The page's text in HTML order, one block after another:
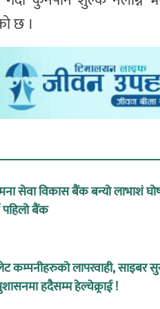
छ ।
सेवा विकास बैंक बन्यो लाभाशं
पहिलो बैंक
कम्पनीहरुको लापरवाही, साइबर
र सुशासनमा हदैसम्म हेल्चेक्र्राई !